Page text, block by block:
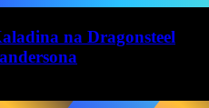
na Dragonsteel